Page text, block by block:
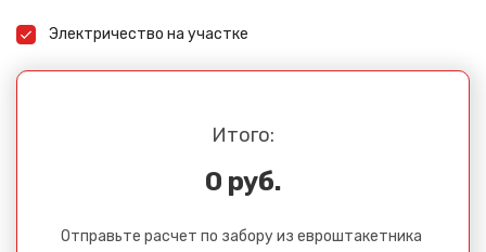
Электричество на участке
Итого:
0 руб.
Отправьте расчет по забору из евроштакетника